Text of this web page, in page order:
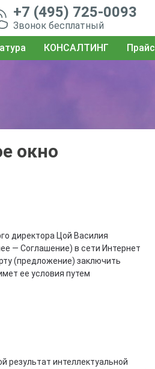
+7 (495) 725-0093
Звонок бесплатный
КОНСАЛТИНГ Прайс
окно
директора Цой Василия
— Соглашение) в сети Интернет
(предложение) заключить
ее условия путем
результат интеллектуальной